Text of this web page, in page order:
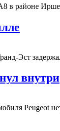
в районе
Эст
внутри
Peugeot